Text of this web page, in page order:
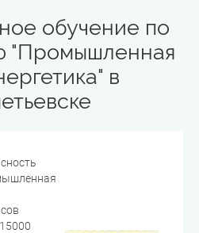
обучение по
"Промышленная
в
15000